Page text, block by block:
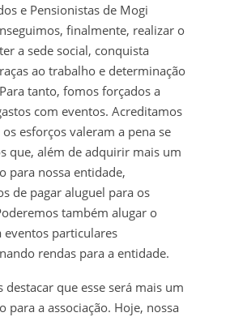
e Pensionistas de Mogi
finalmente, realizar o
a sede social, conquista
ao trabalho e determinação
tanto, fomos forçados a
com eventos. Acreditamos
esforços valeram a pena se
que, além de adquirir mais um
para nossa entidade,
de pagar aluguel para os
também alugar o
eventos particulares
rendas para a entidade.
destacar que esse será mais um
para a associação. Hoje, nossa